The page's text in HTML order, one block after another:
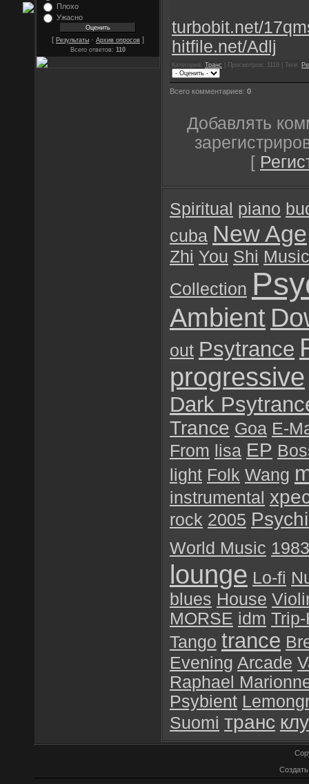
Плохо
Ужасно
[ Результаты · Архив опросов ]
Всего ответов: 110
turbobit.net/
hitfile.net/Adlj
Категория: Транс | Просмотров: 1119 | Теги:
Всего комментариев: 0
Добавлять
[
Spiritual piano
cuba New Age
Zhi You Shi Music
Collection
Ambient
out Psytrance
progressive
Dark
Trance Goa E-
From lisa EP
light Folk Wang
instrumental
rock 2005
World Music 1983
lounge Lo-fi
blues House
MORSE idm
Tango trance
Evening Arcade
Raphael
Psybient
Suomi транс